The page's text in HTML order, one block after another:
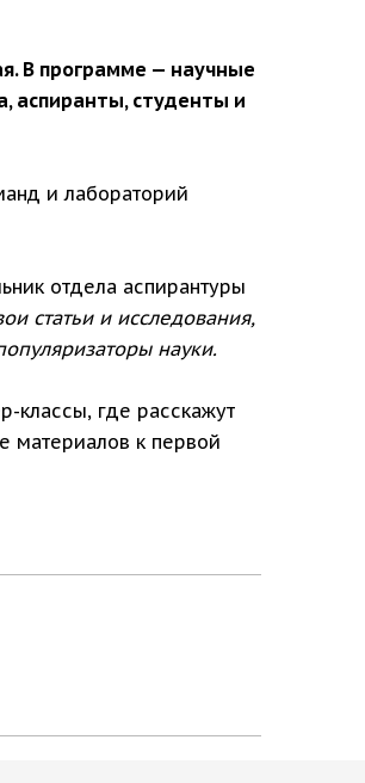
В программе — научные
аспиранты, студенты и
и лабораторий
отдела аспирантуры
статьи и исследования,
науки.
классы, где расскажут
материалов к первой